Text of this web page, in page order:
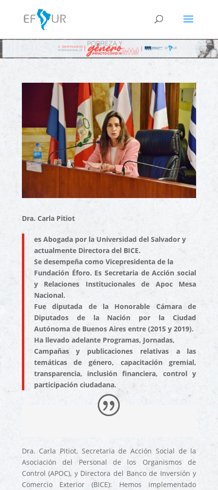
Dra. Carla Pitiot
es Abogada por la Universidad del Salvador y
actualmente Directora del BICE.
Se desempeña como Vicepresidenta de la
Fundación Éforo. Es Secretaria de Acción social
y Relaciones Institucionales de Apoc Mesa
Nacional.
Fue diputada de la Honorable Cámara de
Diputados de la Nación por la Ciudad
Autónoma de Buenos Aires entre (2015 y 2019).
Ha llevado adelante Programas, Jornadas,
Campañas y publicaciones relativas a las
temáticas de género, capacitación gremial,
transparencia, inclusión financiera, control y
participación ciudadana.
Dra. Carla Pitiot, Secretaria de Acción Social de la
Asociación del Personal de los Organismos de
Control (APOC), y Directora del Banco de Inversión y
Comercio Exterior (BICE): Hemos implementado